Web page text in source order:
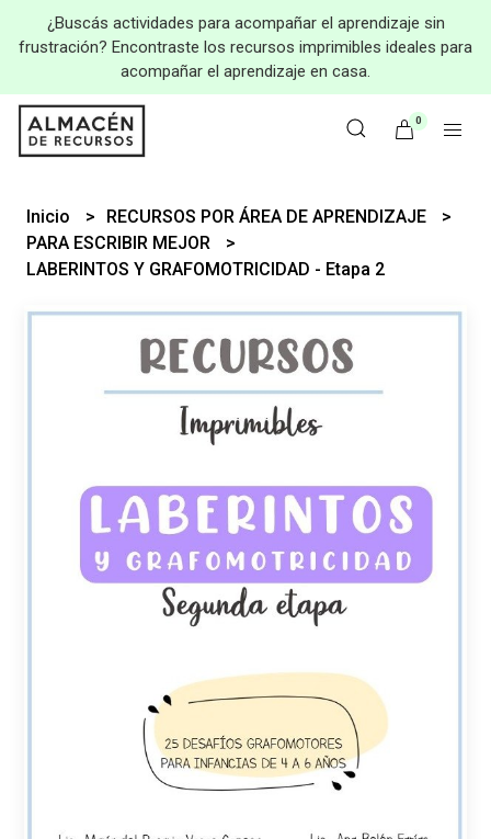
¿Buscás actividades para acompañar el aprendizaje sin
frustración? Encontraste los recursos imprimibles ideales para
acompañar el aprendizaje en casa.
0
Inicio
RECURSOS POR ÁREA DE APRENDIZAJE
PARA ESCRIBIR MEJOR
LABERINTOS Y GRAFOMOTRICIDAD - Etapa 2